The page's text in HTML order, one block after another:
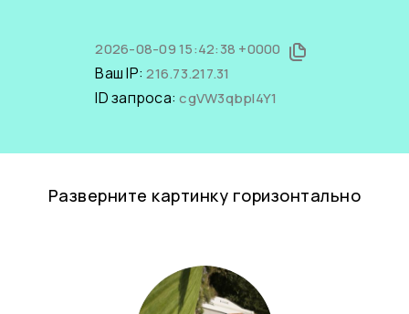
2026-08-09 15:42:38 +0000
Ваш IP:216.73.217.31
ID запроса:cgVW3qbpI4Y1
Разверните картинку горизонтально